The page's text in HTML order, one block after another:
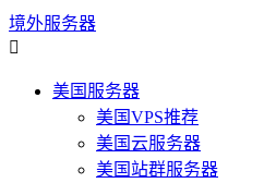
境外服务器

美国服务器
美国VPS推荐
美国云服务器
美国站群服务器